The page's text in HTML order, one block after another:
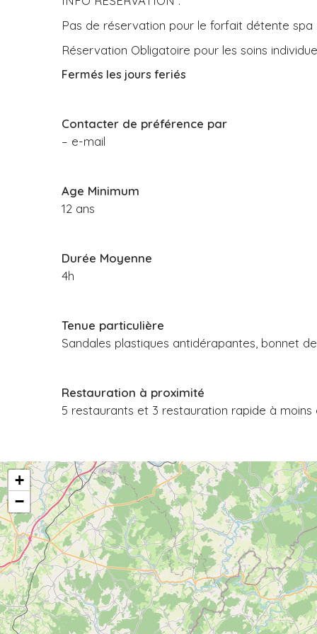
Pas de réservation pour le forfait détente spa
Réservation Obligatoire pour les soins
Fermés les jours feriés
Contacter de préférence par
– e-mail
Age Minimum
12 ans
Durée Moyenne
4h
Tenue particulière
Sandales plastiques antidérapantes, bonnet
Restauration à proximité
5 restaurants et 3 restauration rapide à
+
−